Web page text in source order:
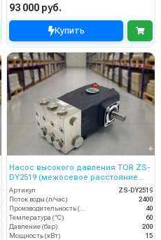
93 000 руб.
Купить
Насос высокого давления TOR ZS-
DY2519 (межосевое расстояние
87мм)
Артикул
ZS-DY2519
Поток воды (л/час)
2400
40
Температура (°C)
60
Давление (бар)
200
Мощность (кВт)
15